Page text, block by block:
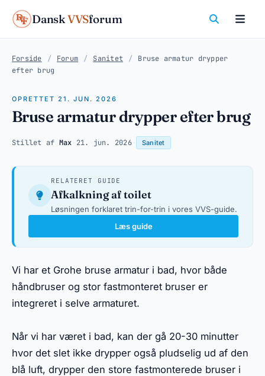
DanskVVSforum
Forside / Forum / Sanitet /
Bruse armatur drypper
efter brug
OPRETTET 21. JUN. 2026
Bruse armatur drypper efter brug
Stillet af Max 21. jun. 2026· Sanitet
RELATERET GUIDE
Afkalkning af toilet
Løsningen forklaret trin-for-trin i vores VVS-guide.
Læs guide
Vi har et Grohe bruse armatur i bad, hvor både
håndbruser og stor fastmonteret bruser er
integreret i selve armaturet.
Når vi har været i bad, kan der gå 20-30 minutter
hvor det slet ikke drypper også pludselig ud af den
blå luft, drypper den store fastmonterede bruser i